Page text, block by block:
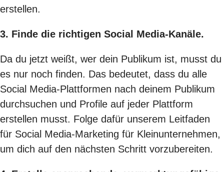
erstellen.
3. Finde die richtigen Social Media-Kanäle.
Da du jetzt weißt, wer dein Publikum ist, musst du
es nur noch finden. Das bedeutet, dass du alle
Social Media-Plattformen nach deinem Publikum
durchsuchen und Profile auf jeder Plattform
erstellen musst. Folge dafür unserem Leitfaden
für Social Media-Marketing für Kleinunternehmen,
um dich auf den nächsten Schritt vorzubereiten.